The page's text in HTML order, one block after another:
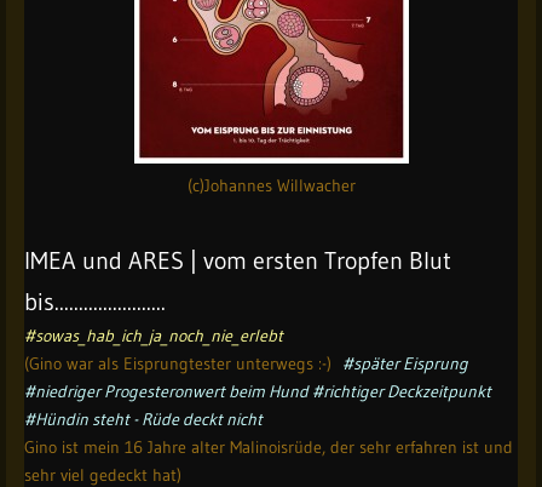
(c)Johannes Willwacher
IMEA und ARES | vom ersten Tropfen Blut
bis.......................
#sowas_hab_ich_ja_noch_nie_erlebt
(Gino war als Eisprungtester unterwegs :-)
#später Eisprung
#niedriger Progesteronwert beim Hund #richtiger Deckzeitpunkt
#Hündin steht - Rüde deckt nicht
Gino ist mein 16 Jahre alter Malinoisrüde, der sehr erfahren ist und
sehr viel gedeckt hat)